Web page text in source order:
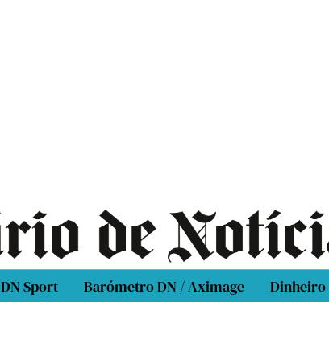
DN Sport Barómetro DN / Aximage Dinheiro